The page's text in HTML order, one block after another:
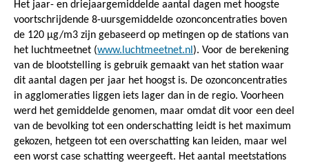
Het jaar- en driejaargemiddelde aantal dagen met hoogste
voortschrijdende 8-uursgemiddelde ozonconcentraties boven
de 120 µg/m3 zijn gebaseerd op metingen op de stations van
het luchtmeetnet (www.luchtmeetnet.nl ). Voor de berekening
van de blootstelling is gebruik gemaakt van het station waar
dit aantal dagen per jaar het hoogst is. De ozonconcentraties
in agglomeraties liggen iets lager dan in de regio. Voorheen
werd het gemiddelde genomen, maar omdat dit voor een deel
van de bevolking tot een onderschatting leidt is het maximum
gekozen, hetgeen tot een overschatting kan leiden, maar wel
een worst case schatting weergeeft. Het aantal meetstations